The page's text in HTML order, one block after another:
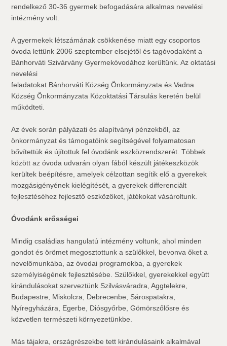
rendelkező 30-36 gyermek befogadására alkalmas nevelési
intézmény volt.
A gyermekek létszámának csökkenése miatt egy csoportos
óvoda lettünk 2006 szeptember elsejétől és tagóvodaként a
Bánhorváti Szivárvány Gyermekóvodához kerültünk. Az oktatási
nevelési
feladatokat Bánhorváti Község Önkormányzata és Vadna
Község Önkormányzata Közoktatási Társulás keretén belül
működteti.
Az évek során pályázati és alapítványi pénzekből, az
önkormányzat és támogatóink segítségével folyamatosan
bővítettük és újítottuk fel óvodánk eszközrendszerét. Többek
között az óvoda udvarán olyan fából készült játékeszközök
kerültek beépítésre, amelyek célzottan segítik elő a gyerekek
mozgásigényének kielégítését, a gyerekek differenciált
fejlesztéséhez fejlesztő eszközöket, játékokat vásároltunk.
Óvodánk erősségei
Mindig családias hangulatú intézmény voltunk, ahol minden
gondot és örömet megosztottunk a szülőkkel, bevonva őket a
nevelőmunkába, az óvodai programokba, a gyerekek
személyiségének fejlesztésébe. Szülőkkel, gyerekekkel együtt
kirándulásokat szerveztünk Szilvásváradra, Aggtelekre,
Budapestre, Miskolcra, Debrecenbe, Sárospatakra,
Nyíregyházára, Egerbe, Diósgyőrbe, Gömörszőlősre és
közvetlen természeti környezetünkbe.
Más tájakra, országrészekbe tett kirándulásaink alkalmával